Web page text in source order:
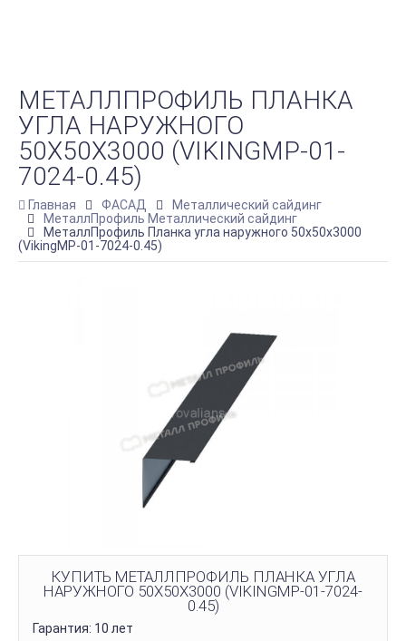
МЕТАЛЛПРОФИЛЬ ПЛАНКА
УГЛА НАРУЖНОГО
50Х50Х3000 (VIKINGMP-01-
7024-0.45)
Главная ФАСАД
Металлический сайдинг
МеталлПрофиль Металлический сайдинг
МеталлПрофиль Планка угла наружного 50х50х3000
(VikingMP-01-7024-0.45)
КУПИТЬ МЕТАЛЛПРОФИЛЬ ПЛАНКА УГЛА
НАРУЖНОГО 50Х50Х3000 (VIKINGMP-01-7024-
0.45)
Гарантия: 10 лет